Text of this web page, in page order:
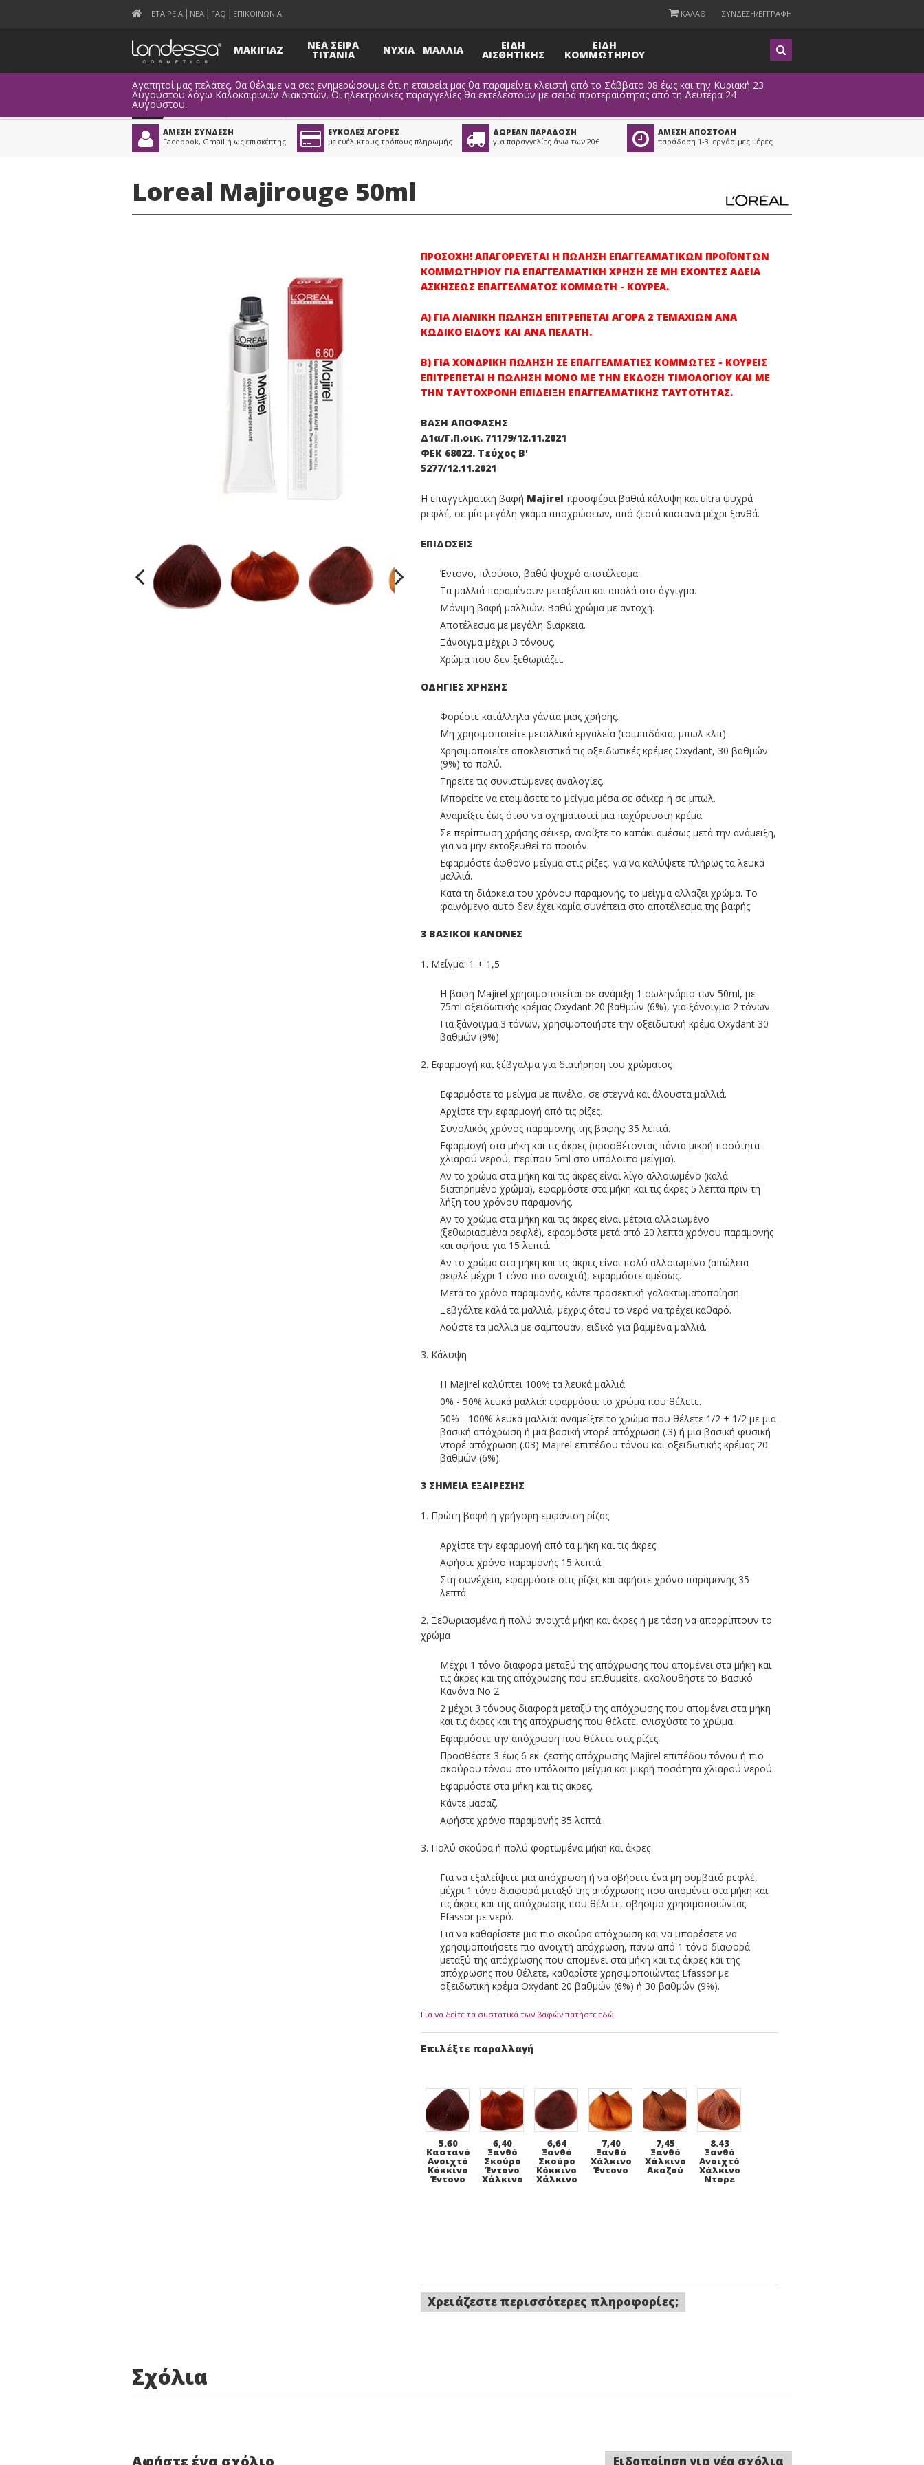
ΕΤΑΙΡΕΙΑ ΝΕΑ FAQ ΕΠΙΚΟΙΝΩΝΙΑ ΚΑΛΑΘΙ ΣΥΝΔΕΣΗ/ΕΓΓΡΑΦΗ
ΜΑΚΙΓΙΑΖ ΝΕΑ ΣΕΙΡΑ
TITANIA ΝΥΧΙΑ ΜΑΛΛΙΑ ΕΙΔΗ
ΑΙΣΘΗΤΙΚΗΣ
ΕΙΔΗ
ΚΟΜΜΩΤΗΡΙΟΥ
Αγαπητοί μας πελάτες, θα θέλαμε να σας ενημερώσουμε ότι η εταιρεία μας θα παραμείνει κλειστή από το Σάββατο 08 έως και την Κυριακή 23
Αυγούστου λόγω Καλοκαιρινών Διακοπών. Οι ηλεκτρονικές παραγγελίες θα εκτελεστούν με σειρά προτεραιότητας από τη Δευτέρα 24
Αυγούστου.Προϊόντα
ΑΜΕΣΗ ΣΥΝΔΕΣΗ
Facebook, Gmail ή ως επισκέπτης
ΕΥΚΟΛΕΣ ΑΓΟΡΕΣ
με ευέλικτους τρόπους πληρωμής
ΔΩΡΕΑΝ ΠΑΡΑΔΟΣΗ
για παραγγελίες άνω των 20€
ΑΜΕΣΗ ΑΠΟΣΤΟΛΗ
παράδοση 1-3 εργάσιμες μέρες
Loreal Majirouge 50ml
ΠΡΟΣΟΧΗ! ΑΠΑΓΟΡΕΥΕΤΑΙ Η ΠΩΛΗΣΗ ΕΠΑΓΓΕΛΜΑΤΙΚΩΝ ΠΡΟΪΟΝΤΩΝ
ΚΟΜΜΩΤΗΡΙΟΥ ΓΙΑ ΕΠΑΓΓΕΛΜΑΤΙΚΗ ΧΡΗΣΗ ΣΕ ΜΗ ΕΧΟΝΤΕΣ ΑΔΕΙΑ
ΑΣΚΗΣΕΩΣ ΕΠΑΓΓΕΛΜΑΤΟΣ ΚΟΜΜΩΤΗ - ΚΟΥΡΕΑ.
Α) ΓΙΑ ΛΙΑΝΙΚΗ ΠΩΛΗΣΗ ΕΠΙΤΡΕΠΕΤΑΙ ΑΓΟΡΑ 2 ΤΕΜΑΧΙΩΝ ΑΝΑ
ΚΩΔΙΚΟ ΕΙΔΟΥΣ ΚΑΙ ΑΝΑ ΠΕΛΑΤΗ.
Β) ΓΙΑ ΧΟΝΔΡΙΚΗ ΠΩΛΗΣΗ ΣΕ ΕΠΑΓΓΕΛΜΑΤΙΕΣ ΚΟΜΜΩΤΕΣ - ΚΟΥΡΕΙΣ
ΕΠΙΤΡΕΠΕΤΑΙ Η ΠΩΛΗΣΗ ΜΟΝΟ ΜΕ ΤΗΝ ΕΚΔΟΣΗ ΤΙΜΟΛΟΓΙΟΥ ΚΑΙ ΜΕ
ΤΗΝ ΤΑΥΤΟΧΡΟΝΗ ΕΠΙΔΕΙΞΗ ΕΠΑΓΓΕΛΜΑΤΙΚΗΣ ΤΑΥΤΟΤΗΤΑΣ.
ΒΑΣΗ ΑΠΟΦΑΣΗΣ
Δ1α/Γ.Π.οικ. 71179/12.11.2021
ΦΕΚ 68022. Τεύχος Β'
5277/12.11.2021
Η επαγγελματική βαφή Majirel προσφέρει βαθιά κάλυψη και ultra ψυχρά
ρεφλέ, σε μία μεγάλη γκάμα αποχρώσεων, από ζεστά καστανά μέχρι ξανθά.
ΕΠΙΔΟΣΕΙΣ
Έντονο, πλούσιο, βαθύ ψυχρό αποτέλεσμα.
Τα μαλλιά παραμένουν μεταξένια και απαλά στο άγγιγμα.
Μόνιμη βαφή μαλλιών. Βαθύ χρώμα με αντοχή.
Αποτέλεσμα με μεγάλη διάρκεια.
Ξάνοιγμα μέχρι 3 τόνους.
Χρώμα που δεν ξεθωριάζει.
ΟΔΗΓΙΕΣ ΧΡΗΣΗΣ
Φορέστε κατάλληλα γάντια μιας χρήσης.
Μη χρησιμοποιείτε μεταλλικά εργαλεία (τσιμπιδάκια, μπωλ κλπ).
Χρησιμοποιείτε αποκλειστικά τις οξειδωτικές κρέμες Oxydant, 30 βαθμών
(9%) το πολύ.
Τηρείτε τις συνιστώμενες αναλογίες.
Μπορείτε να ετοιμάσετε το μείγμα μέσα σε σέικερ ή σε μπωλ.
Αναμείξτε έως ότου να σχηματιστεί μια παχύρευστη κρέμα.
Σε περίπτωση χρήσης σέικερ, ανοίξτε το καπάκι αμέσως μετά την ανάμειξη,
για να μην εκτοξευθεί το προϊόν.
Εφαρμόστε άφθονο μείγμα στις ρίζες, για να καλύψετε πλήρως τα λευκά
μαλλιά.
Κατά τη διάρκεια του χρόνου παραμονής, το μείγμα αλλάζει χρώμα. Το
φαινόμενο αυτό δεν έχει καμία συνέπεια στο αποτέλεσμα της βαφής.
3 ΒΑΣΙΚΟΙ ΚΑΝΟΝΕΣ
1. Μείγμα: 1 + 1,5
Η βαφή Majirel χρησιμοποιείται σε ανάμιξη 1 σωληνάριο των 50ml, με
75ml οξειδωτικής κρέμας Oxydant 20 βαθμών (6%), για ξάνοιγμα 2 τόνων.
Για ξάνοιγμα 3 τόνων, χρησιμοποιήστε την οξειδωτική κρέμα Oxydant 30
βαθμών (9%).
2. Εφαρμογή και ξέβγαλμα για διατήρηση του χρώματος
Εφαρμόστε το μείγμα με πινέλο, σε στεγνά και άλουστα μαλλιά.
Αρχίστε την εφαρμογή από τις ρίζες.
Συνολικός χρόνος παραμονής της βαφής: 35 λεπτά.
Εφαρμογή στα μήκη και τις άκρες (προσθέτοντας πάντα μικρή ποσότητα
χλιαρού νερού, περίπου 5ml στο υπόλοιπο μείγμα).
Αν το χρώμα στα μήκη και τις άκρες είναι λίγο αλλοιωμένο (καλά
διατηρημένο χρώμα), εφαρμόστε στα μήκη και τις άκρες 5 λεπτά πριν τη
λήξη του χρόνου παραμονής.
Αν το χρώμα στα μήκη και τις άκρες είναι μέτρια αλλοιωμένο
(ξεθωριασμένα ρεφλέ), εφαρμόστε μετά από 20 λεπτά χρόνου παραμονής
και αφήστε για 15 λεπτά.
Αν το χρώμα στα μήκη και τις άκρες είναι πολύ αλλοιωμένο (απώλεια
ρεφλέ μέχρι 1 τόνο πιο ανοιχτά), εφαρμόστε αμέσως.
Μετά το χρόνο παραμονής, κάντε προσεκτική γαλακτωματοποίηση.
Ξεβγάλτε καλά τα μαλλιά, μέχρις ότου το νερό να τρέχει καθαρό.
Λούστε τα μαλλιά με σαμπουάν, ειδικό για βαμμένα μαλλιά.
3. Κάλυψη
Η Majirel καλύπτει 100% τα λευκά μαλλιά.
0% - 50% λευκά μαλλιά: εφαρμόστε το χρώμα που θέλετε.
50% - 100% λευκά μαλλιά: αναμείξτε το χρώμα που θέλετε 1/2 + 1/2 με μια
βασική απόχρωση ή μια βασική ντορέ απόχρωση (.3) ή μια βασική φυσική
ντορέ απόχρωση (.03) Majirel επιπέδου τόνου και οξειδωτικής κρέμας 20
βαθμών (6%).
3 ΣΗΜΕΙΑ ΕΞΑΙΡΕΣΗΣ
1. Πρώτη βαφή ή γρήγορη εμφάνιση ρίζας
Αρχίστε την εφαρμογή από τα μήκη και τις άκρες.
Αφήστε χρόνο παραμονής 15 λεπτά.
Στη συνέχεια, εφαρμόστε στις ρίζες και αφήστε χρόνο παραμονής 35
λεπτά.
2. Ξεθωριασμένα ή πολύ ανοιχτά μήκη και άκρες ή με τάση να απορρίπτουν το
χρώμα
Μέχρι 1 τόνο διαφορά μεταξύ της απόχρωσης που απομένει στα μήκη και
τις άκρες και της απόχρωσης που επιθυμείτε, ακολουθήστε το Βασικό
Κανόνα Νο 2.
2 μέχρι 3 τόνους διαφορά μεταξύ της απόχρωσης που απομένει στα μήκη
και τις άκρες και της απόχρωσης που θέλετε, ενισχύστε το χρώμα.
Εφαρμόστε την απόχρωση που θέλετε στις ρίζες.
Προσθέστε 3 έως 6 εκ. ζεστής απόχρωσης Majirel επιπέδου τόνου ή πιο
σκούρου τόνου στο υπόλοιπο μείγμα και μικρή ποσότητα χλιαρού νερού.
Εφαρμόστε στα μήκη και τις άκρες.
Κάντε μασάζ.
Αφήστε χρόνο παραμονής 35 λεπτά.
3. Πολύ σκούρα ή πολύ φορτωμένα μήκη και άκρες
Για να εξαλείψετε μια απόχρωση ή να σβήσετε ένα μη συμβατό ρεφλέ,
μέχρι 1 τόνο διαφορά μεταξύ της απόχρωσης που απομένει στα μήκη και
τις άκρες και της απόχρωσης που θέλετε, σβήσιμο χρησιμοποιώντας
Efassor με νερό.
Για να καθαρίσετε μια πιο σκούρα απόχρωση και να μπορέσετε να
χρησιμοποιήσετε πιο ανοιχτή απόχρωση, πάνω από 1 τόνο διαφορά
μεταξύ της απόχρωσης που απομένει στα μήκη και τις άκρες και της
απόχρωσης που θέλετε, καθαρίστε χρησιμοποιώντας Efassor με
οξειδωτική κρέμα Oxydant 20 βαθμών (6%) ή 30 βαθμών (9%).
Για να δείτε τα συστατικά των βαφών πατήστε εδώ.
Επιλέξτε παραλλαγή
5.60
Καστανό
Ανοιχτό
Κόκκινο
Έντονο
6,40
Ξανθό
Σκούρο
Έντονο
Χάλκινο
6,64
Ξανθό
Σκούρο
Κόκκινο
Χάλκινο
7,40
Ξανθό
Χάλκινο
Έντονο
7,45
Ξανθό
Χάλκινο
Ακαζού
8.43
Ξανθό
Ανοιχτό
Χάλκινο
Ντορε
Χρειάζεστε περισσότερες πληροφορίες;
Σχόλια
Αφήστε ένα σχόλιο Ειδοποίηση για νέα σχόλια